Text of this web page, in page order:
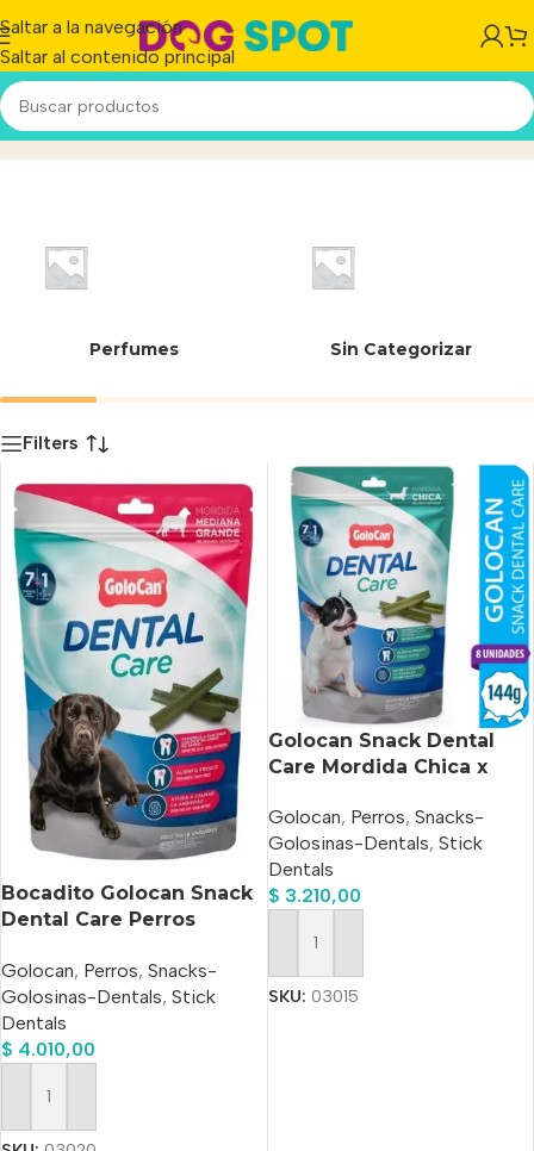
Saltar a la navegación
Saltar al contenido principal
8Inicio/Producto
Perfumes Sin Categorizar
Filters
Bocadito Golocan Snack
Dental Care Perros
Golocan, Perros, Snacks-
Golosinas-Dentals, Stick
Dentals
$ 4.010,00
Añadir Al Carrito
Golocan Snack Dental
Care Mordida Chica x
Golocan, Perros, Snacks-
Golosinas-Dentals, Stick
Dentals
$ 3.210,00
Añadir Al Carrito
SKU: 03015